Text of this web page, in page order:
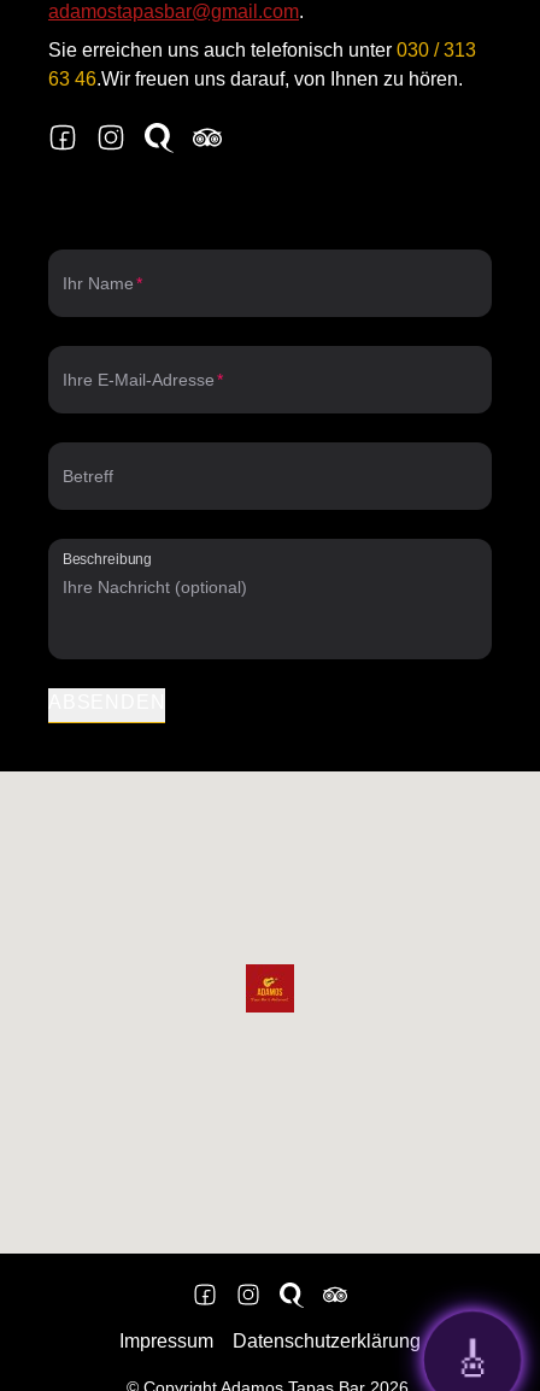
🎸
adamostapasbar@gmail.com.
Sie erreichen uns auch telefonisch unter 030 / 313
63 46.Wir freuen uns darauf, von Ihnen zu hören.
Ihr Name
Ihre E-Mail-Adresse
Betreff
Beschreibung
Impressum Datenschutzerklärung